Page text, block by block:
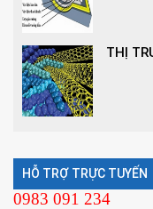
THỊ
HỖ TRỢ TRỰC TUYẾN
0983 091 234